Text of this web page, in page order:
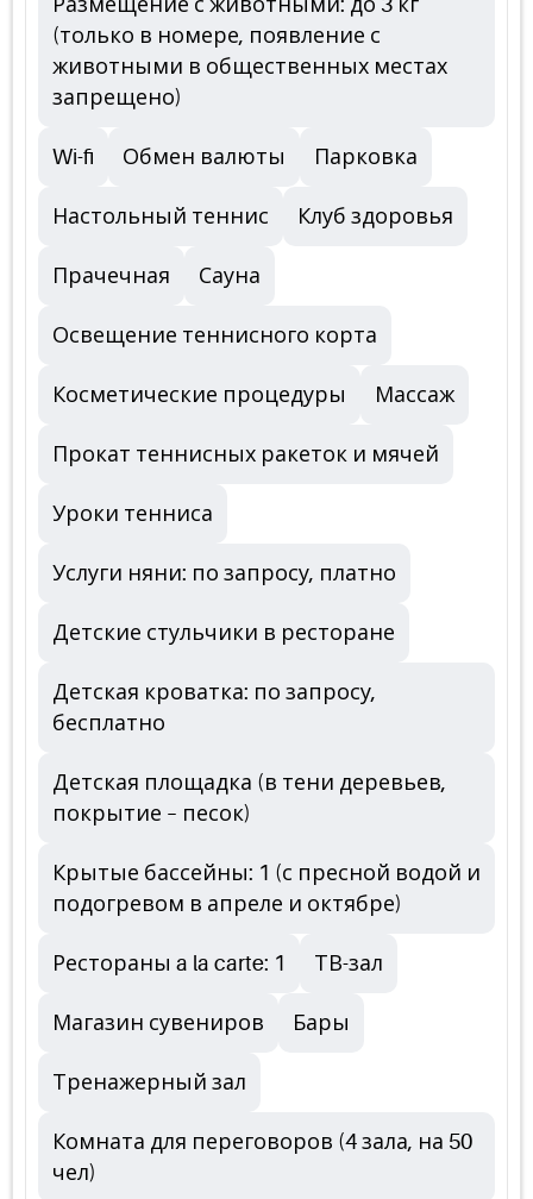
Размещение с животными: до 3 кг
(только в номере, появление с
животными в общественных местах
запрещено)
Wi-fi Обмен валюты Парковка
Настольный теннис Клуб здоровья
Прачечная Сауна
Освещение теннисного корта
Косметические процедуры Массаж
Прокат теннисных ракеток и мячей
Уроки тенниса
Услуги няни: по запросу, платно
Детские стульчики в ресторане
Детская кроватка: по запросу,
бесплатно
Детская площадка (в тени деревьев,
покрытие – песок)
Крытые бассейны: 1 (с пресной водой и
подогревом в апреле и октябре)
Рестораны a la carte: 1 ТВ-зал
Магазин сувениров Бары
Тренажерный зал
Комната для переговоров (4 зала, на 50
чел)